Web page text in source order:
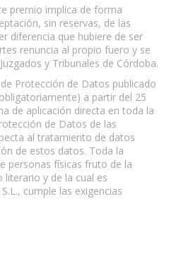
premio implica de forma
sin reservas, de las
diferencia que hubiere de ser
renuncia al propio fuero y se
y Tribunales de Córdoba.
Protección de Datos publicado
a partir del 25
de aplicación directa en toda la
de Datos de las
al tratamiento de datos
de estos datos. Toda la
personas físicas fruto de la
literario y de la cual es
cumple las exigencias